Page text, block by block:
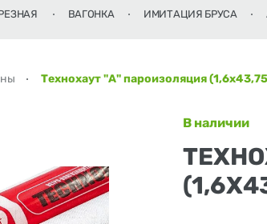
ВАГОНКА ИМИТАЦИЯ БРУСА
Технохаут "А" пароизоляция
В наличии